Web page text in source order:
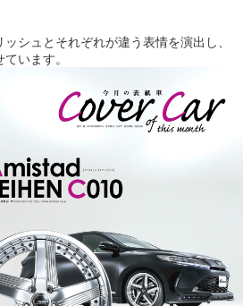
シュとそれぞれが違う表情を演出し、
います。